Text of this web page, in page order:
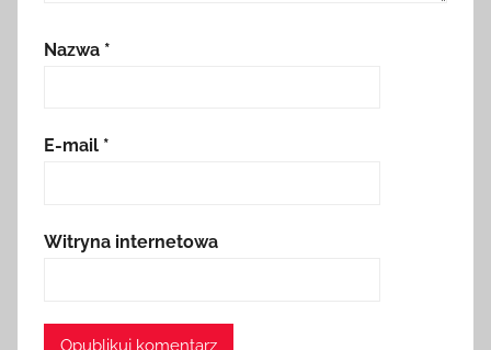
Nazwa *
E-mail *
Witryna internetowa